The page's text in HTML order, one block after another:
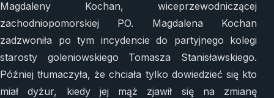
Magdaleny Kochan, wiceprzewodniczącej
zachodniopomorskiej PO. Magdalena Kochan
zadzwoniła po tym incydencie do partyjnego kolegi
starosty goleniowskiego Tomasza Stanisławskiego.
Później tłumaczyła, że chciała tylko dowiedzieć się kto
miał dyżur, kiedy jej mąż zjawił się na zmianę